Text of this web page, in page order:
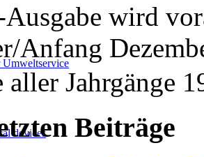
wird
Anfang
aller Jahrgänge
Beiträge